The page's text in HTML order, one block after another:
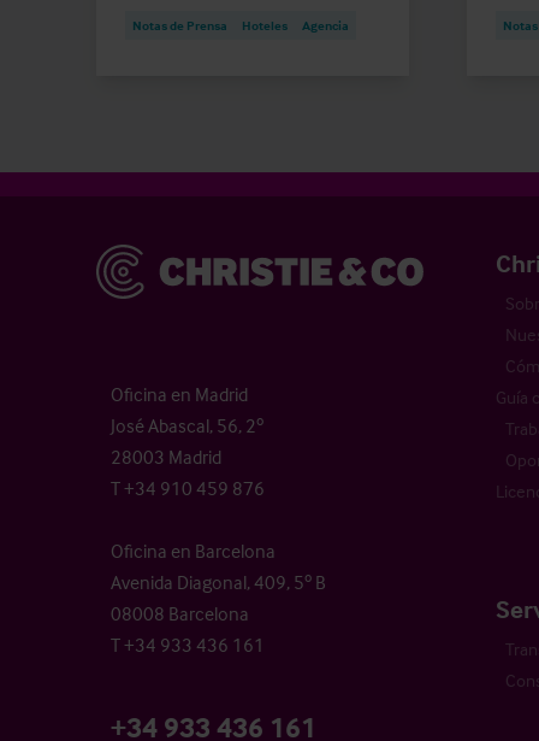
Notas de Prensa Hoteles Agencia
Christie & Co
Oficina en Madrid
José Abascal, 56, 2º
28003 Madrid
T +34 910 459 876
Oficina en Barcelona
Avenida Diagonal, 409, 5º B
08008 Barcelona
T +34 933 436 161
+34 933 436 161
Guía